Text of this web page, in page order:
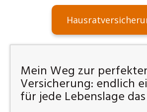
Mein Weg zur
Versicherung: endlich
für jede Lebenslage